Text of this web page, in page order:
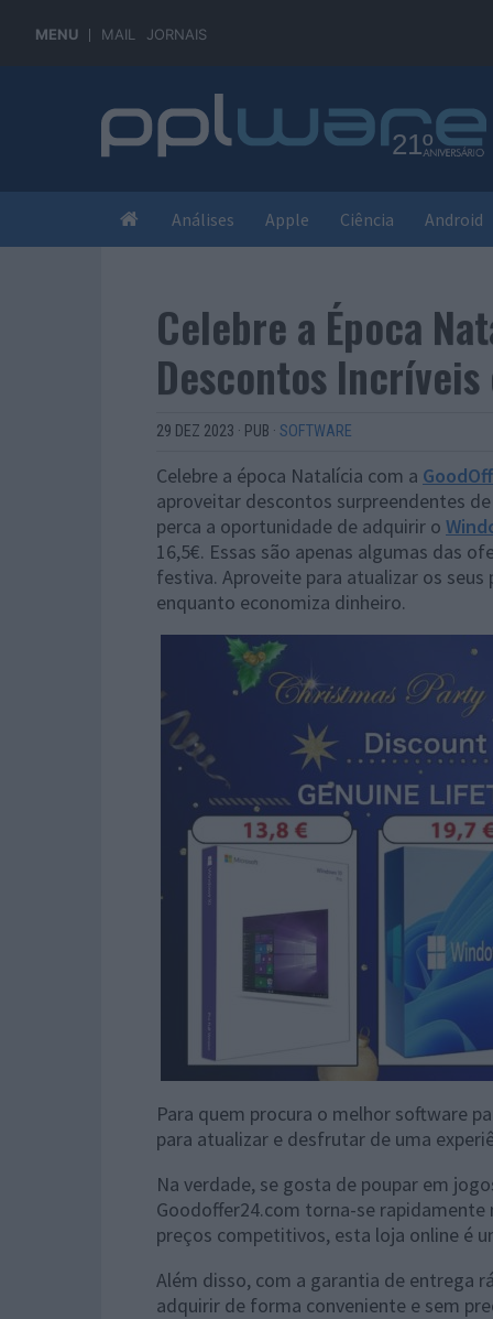
MENU MAIL JORNAIS
Análises Apple Ciência Android
Celebre a Época
Descontos
29 DEZ 2023 · PUB · SOFTWARE
Celebre a época Natalícia com a
aproveitar descontos surpreendentes
perca a oportunidade de adquirir o
16,5€. Essas são apenas algumas das
festiva. Aproveite para atualizar os
enquanto economiza dinheiro.
Para quem procura o melhor software
para atualizar e desfrutar de uma
Na verdade, se gosta de poupar em
Goodoffer24.com torna-se
preços competitivos, esta loja online é
Além disso, com a garantia de entrega
adquirir de forma conveniente e sem